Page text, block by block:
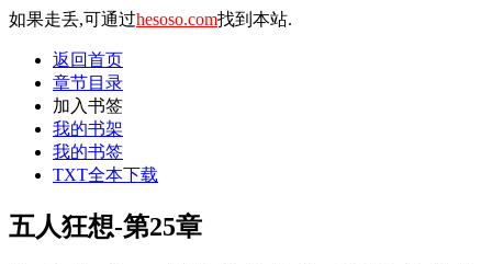
如果走丢,可通过hesoso.com找到本站.
返回首页
章节目录
加入书签
我的书架
我的书签
TXT全本下载
五人狂想-第25章